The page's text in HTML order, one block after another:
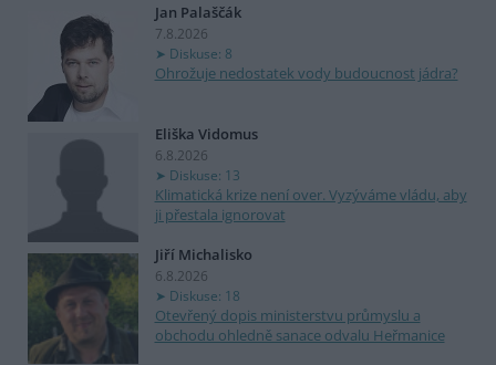
Jan Palaščák
7.8.2026
Diskuse: 8
Ohrožuje nedostatek vody budoucnost jádra?
Eliška Vidomus
6.8.2026
Diskuse: 13
Klimatická krize není over. Vyzýváme vládu, aby
ji přestala ignorovat
Jiří Michalisko
6.8.2026
Diskuse: 18
Otevřený dopis ministerstvu průmyslu a
obchodu ohledně sanace odvalu Heřmanice